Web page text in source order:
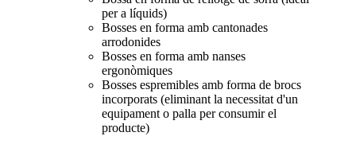
per a líquids)
Bosses en forma amb cantonades
arrodonides
Bosses en forma amb nanses
ergonòmiques
Bosses espremibles amb forma de brocs
incorporats (eliminant la necessitat d'un
equipament o palla per consumir el
producte)